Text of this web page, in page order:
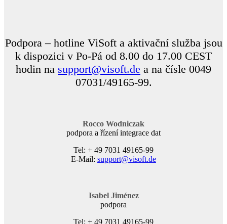
Podpora – hotline ViSoft a aktivační služba jsou
k dispozici v Po-Pá od 8.00 do 17.00 CEST
hodin na support@visoft.de a na čísle 0049
07031/49165-99.
Rocco Wodniczak
podpora a řízení integrace dat
Tel: + 49 7031 49165-99
E-Mail: support@visoft.de
Isabel Jiménez
podpora
Tel: + 49 7031 49165-99